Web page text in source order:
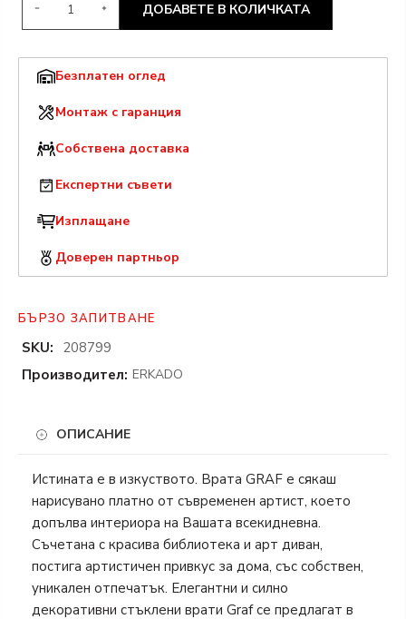
ДОБАВЕТЕ В КОЛИЧКАТА
Безплатен оглед
Монтаж с гаранция
Собствена доставка
Експертни съвети
Изплащане
Доверен партньор
БЪРЗО ЗАПИТВАНЕ
SKU: 208799
Производител: ERKADO
ОПИСАНИЕ
Истината е в изкуството. Врата GRAF е сякаш
нарисувано платно от съвременен артист, което
допълва интериора на Вашата всекидневна.
Съчетана с красива библиотека и арт диван,
постига артистичен привкус за дома, със собствен,
уникален отпечатък. Елегантни и силно
декоративни стъклени врати Graf се предлагат в